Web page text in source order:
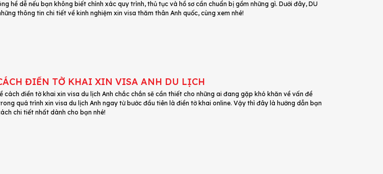
hề dễ nếu bạn không biết chính xác quy trình, thủ tục và hồ sơ cần chuẩn bị gồm những gì. Dưới đây, DU
thông tin chi tiết về kinh nghiệm xin visa thăm thân Anh quốc, cùng xem nhé!
ĐIỀN TỜ KHAI XIN VISA ANH DU LỊCH
cách điền tờ khai xin visa du lịch Anh chắc chắn sẽ cần thiết cho những ai đang gặp khó khăn về vấn đề
quá trình xin visa du lịch Anh ngay từ bước đầu tiên là điền tờ khai online. Vậy thì đây là hướng dẫn bạn
chi tiết nhất dành cho bạn nhé!